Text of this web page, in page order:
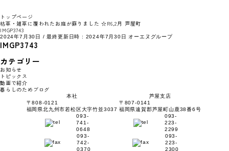
トップページ
枯草・雑草に覆われたお庭が蘇りました ☆R6,2月 芦屋町
IMGP3743
2024年7月30日 / 最終更新日時 : 2024年7月30日 オーエヌグループ
IMGP3743
カテゴリー
お知らせ
トピックス
動画で紹介
暮らしのためブログ
本社
〒808-0121
福岡県北九州市若松区大字竹並3037
093-
741-
0648
093-
742-
0370
芦屋支店
〒807-0141
福岡県遠賀郡芦屋町山鹿38番6号
093-
223-
2299
093-
223-
2300